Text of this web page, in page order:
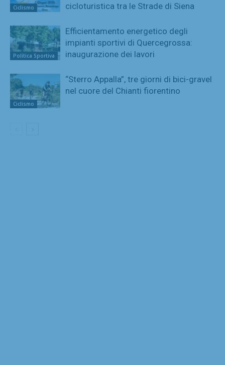
Ciclismo
cicloturistica tra le Strade di Siena
Politica Sportiva
Efficientamento energetico degli
impianti sportivi di Quercegrossa:
inaugurazione dei lavori
Ciclismo
“Sterro Appalla”, tre giorni di bici-gravel
nel cuore del Chianti fiorentino